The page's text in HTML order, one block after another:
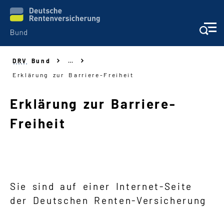
Aufgaben
Prävention + Rehabilitation
DRV Bund
…
Erklärung zur Barriere-Freiheit
Erklärung zur Barriere-
Freiheit
Sie sind auf einer Internet-Seite
der Deutschen Renten-Versicherung